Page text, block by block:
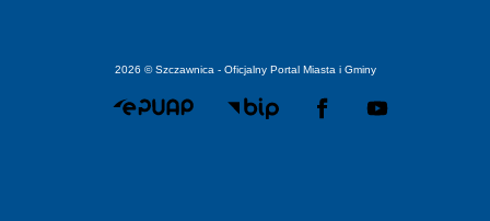
2026 © Szczawnica - Oficjalny Portal Miasta i Gminy